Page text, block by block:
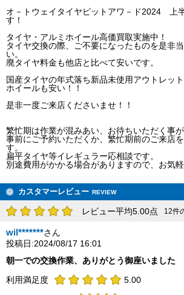
オ－トウェイタイヤピットアワ－ド2024 上
す！
タイヤ・アルミホイール高価買取実施中！
タイヤ交換の際、ご不要になったものを是非
い。
廃タイヤ料金も他店と比べて安いです。
国産タイヤの年式落ち新品未使用アウトレット
ホイールも安い！！
是非一度ご来店くださいませ！！
繁忙期は作業が混みあい、お待ちいただく事が
事前にご予約いただくか、繁忙期前のご来店
す。
扁平タイヤ等イレギュラー応相談です。
別途費用がかかる場合がありますので、お気軽
カスタマーレビュー REVIEW
レビュー平均5.00点 12件
wil*******さん
投稿日:2024/08/17 16:01
朝一での交換作業、ありがとう御座いました
利用満足度
5.00